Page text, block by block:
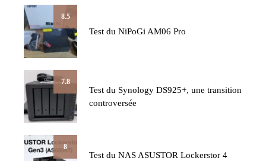
8.5
Test du NiPoGi AM06 Pro
7.8
Test du Synology DS925+, une transition
controversée
8
Test du NAS ASUSTOR Lockerstor 4